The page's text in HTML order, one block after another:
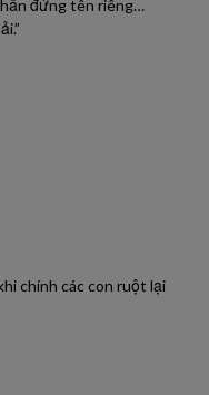
đứng tên riêng…
chính các con ruột lại